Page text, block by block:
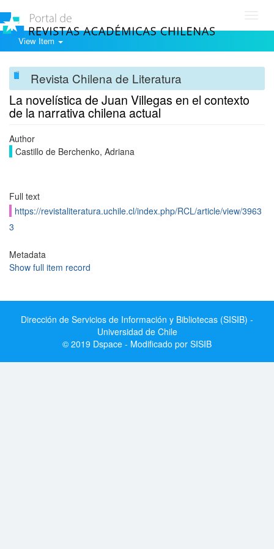
View Item
Revista Chilena de Literatura
La novelística de Juan Villegas en el contexto
de la narrativa chilena actual
Author
Castillo de Berchenko, Adriana
Full text
https://revistaliteratura.uchile.cl/index.php/RCL/article/view/3963
3
Metadata
Show full item record
Dirección de Servicios de Información y Bibliotecas (SISIB) -
Universidad de Chile
© 2019 Dspace - Modificado por SISIB